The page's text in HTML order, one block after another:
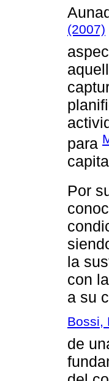
(2007)
para
Por
la
con
a su
Bossi,
de